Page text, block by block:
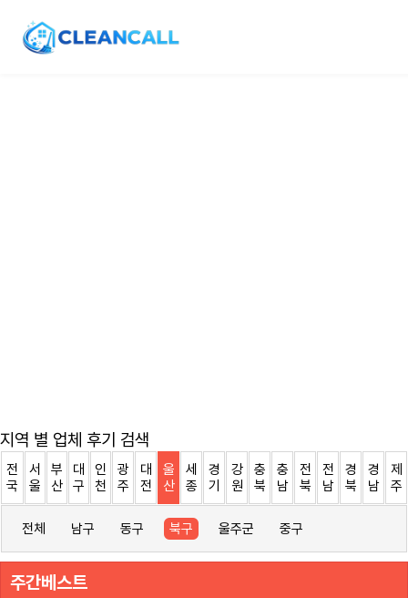
지역 별 업체 후기 검색
전
국
서
울
부
산
대
구
인
천
광
주
대
전
울
산
세
종
경
기
강
원
충
북
충
남
전
북
전
남
경
북
경
남
제
주
전체 남구 동구 북구 울주군 중구
주간베스트